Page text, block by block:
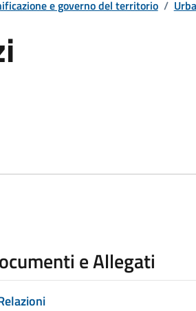
e governo del territorio /
e Allegati